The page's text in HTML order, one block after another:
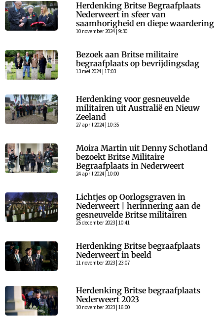
Herdenking Britse Begraafplaats
Nederweert in sfeer van
saamhorigheid en diepe waardering
10 november 2024 | 9:30
Bezoek aan Britse militaire
begraafplaats op bevrijdingsdag
13 mei 2024 | 17:03
Herdenking voor gesneuvelde
militairen uit Australië en Nieuw
Zeeland
27 april 2024 | 10:35
Moira Martin uit Denny Schotland
bezoekt Britse Militaire
Begraafplaats in Nederweert
24 april 2024 | 10:00
Lichtjes op Oorlogsgraven in
Nederweert | herinnering aan de
gesneuvelde Britse militairen
25 december 2023 | 10:41
Herdenking Britse begraafplaats
Nederweert in beeld
11 november 2023 | 23:07
Herdenking Britse begraafplaats
Nederweert 2023
10 november 2023 | 16:00